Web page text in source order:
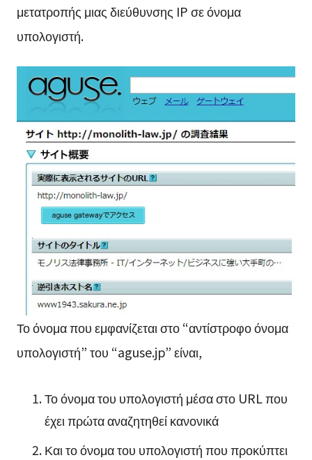
μετατροπής μιας διεύθυνσης IP σε όνομα
υπολογιστή.
Το όνομα που εμφανίζεται στο “αντίστροφο όνομα
υπολογιστή” του “aguse.jp” είναι,
Το όνομα του υπολογιστή μέσα στο URL που
έχει πρώτα αναζητηθεί κανονικά
Και το όνομα του υπολογιστή που προκύπτει